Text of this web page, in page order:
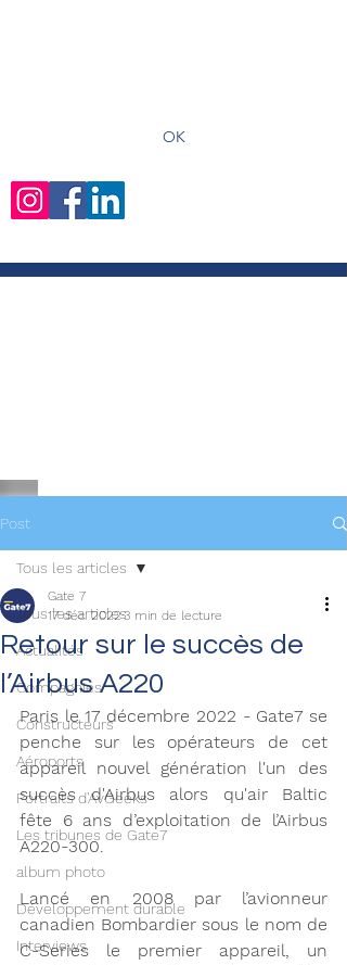
OK
Post
Tous les articles
Actualités
Compagnies
Constructeurs
Aéroports
Portraits d'AvGeeks
Les tribunes de Gate7
album photo
Développement durable
Interviews
Tous les articles
Retour sur le succès de
l’Airbus A220
Gate 7
17 déc. 20223 min de lecture
Paris le 17 décembre 2022 - Gate7 se
penche sur les opérateurs de cet
appareil nouvel génération l'un des
succès d'Airbus alors qu'air Baltic
fête 6 ans d’exploitation de l’Airbus
A220-300.
Lancé en 2008 par l’avionneur
canadien Bombardier sous le nom de
C-Series le premier appareil, un